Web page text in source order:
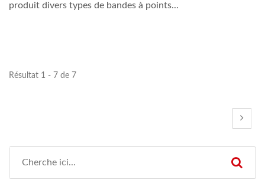
produit divers types de bandes à points...
Résultat 1 - 7 de 7